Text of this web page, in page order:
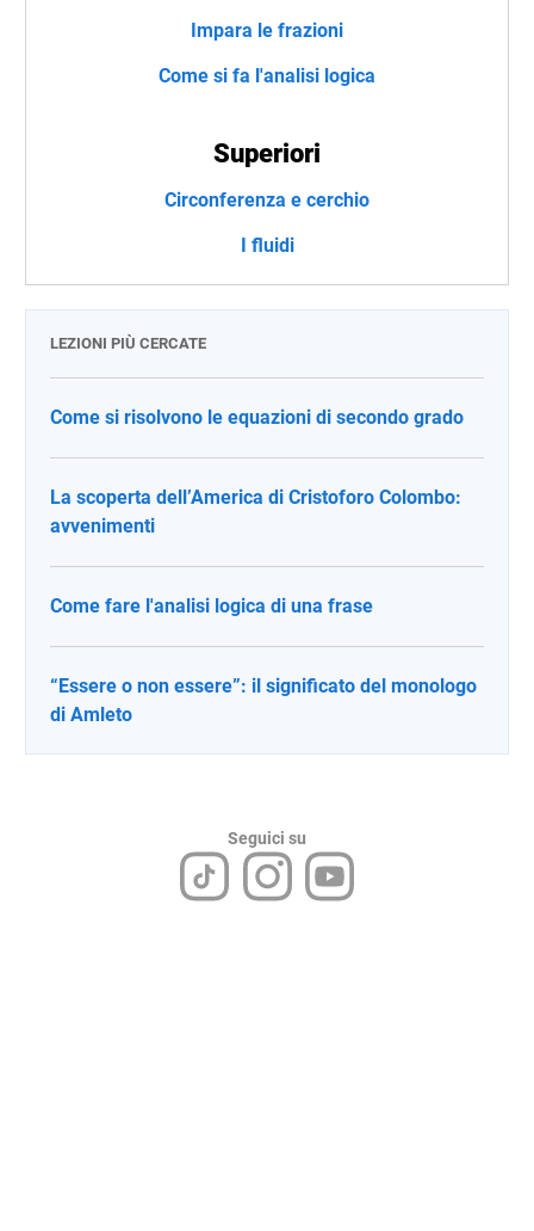
Impara le frazioni
Come si fa l'analisi logica
Superiori
Circonferenza e cerchio
I fluidi
LEZIONI PIÙ CERCATE
Come si risolvono le equazioni di secondo grado
La scoperta dell’America di Cristoforo Colombo:
avvenimenti
Come fare l'analisi logica di una frase
“Essere o non essere”: il significato del monologo
di Amleto
Seguici su